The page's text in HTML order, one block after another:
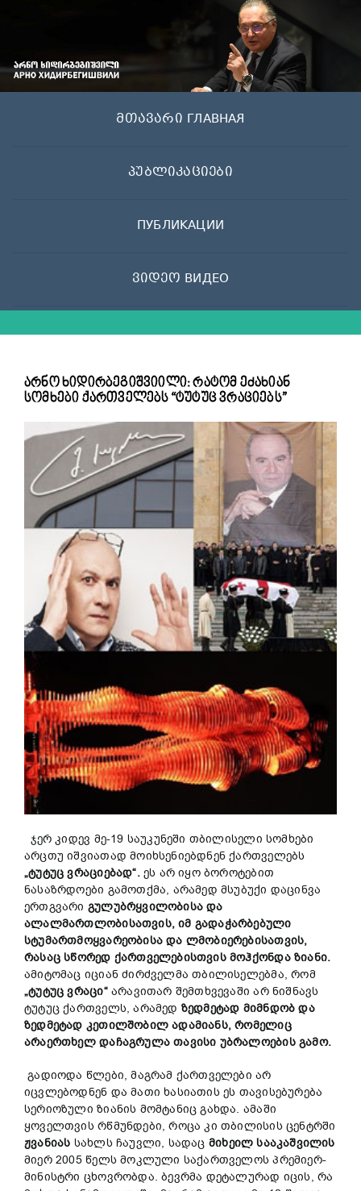
მთავარი ГЛАВНАЯ
პუბლიკაციები
ПУБЛИКАЦИИ
ვიდეო ВИДЕО
არნო ხიდირბეგიშვიილი: რატომ ეძახიან
სომხები ქართველებს “ტუტუც ვრაციებს”
ჯერ კიდევ მე-19 საუკუნეში თბილისელი სომხები
არცთუ იშვიათად მოიხსენიებდნენ ქართველებს
„ტუტუც ვრაციებად“.ეს არ იყო ბოროტებით
ნასაზრდოები გამოთქმა, არამედ მსუბუქი დაცინვა
ერთგვარი გულუბრყვილობისა და
ალალმართლობისათვის, იმ გადაჭარბებული
სტუმართმოყვარეობისა და ლმობიერებისათვის,
რასაც სწორედ ქართველებისთვის მოჰქონდა ზიანი.
ამიტომაც იციან ძირძველმა თბილისელებმა, რომ
„ტუტუც ვრაცი“არავითარ შემთხვევაში არ ნიშნავს
ტუტუც ქართველს, არამედ ზედმეტად მიმნდობ და
ზედმეტად კეთილშობილ ადამიანს, რომელიც
არაერთხელ დაჩაგრულა თავისი უბრალოების გამო.
გადიოდა წლები, მაგრამ ქართველები არ
იცვლებოდნენ და მათი ხასიათის ეს თავისებურება
სერიოზული ზიანის მომტანიც გახდა. ამაში
ყოველთვის რწმუნდები, როცა კი თბილისის ცენტრში
ჟვანიას სახლს ჩაუვლი, სადაც მიხეილ სააკაშვილის
მიერ 2005 წელს მოკლული საქართველოს პრემიერ-
მინისტრი ცხოვრობდა. ბევრმა დეტალურად იცის, რა